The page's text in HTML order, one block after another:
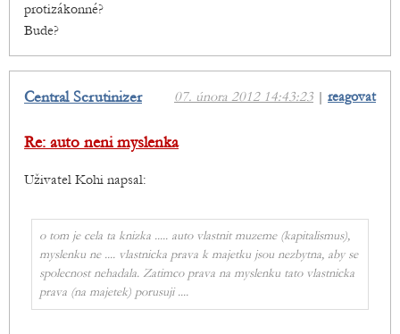
protizákonné?
Bude?
07. února 2012 14:43:23 | reagovat
Central Scrutinizer
Re: auto neni myslenka
Uživatel Kohi napsal:
o tom je cela ta knizka ..... auto vlastnit muzeme (kapitalismus),
myslenku ne .... vlastnicka prava k majetku jsou nezbytna, aby se
spolecnost nehadala. Zatimco prava na myslenku tato vlastnicka
prava (na majetek) porusuji ....